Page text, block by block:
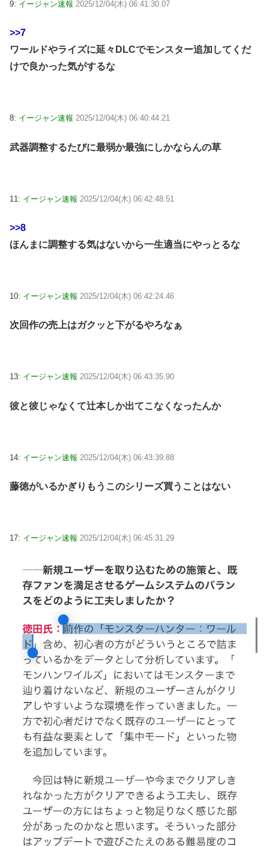
9: イージャン速報 2025/12/04(木) 06:41:30.07
>>7
ワールドやライズに延々DLCでモンスター追加してくだ
けで良かった気がするな
8: イージャン速報 2025/12/04(木) 06:40:44.21
武器調整するたびに最弱か最強にしかならんの草
11: イージャン速報 2025/12/04(木) 06:42:48.51
>>8
ほんまに調整する気はないから一生適当にやっとるな
10: イージャン速報 2025/12/04(木) 06:42:24.46
次回作の売上はガクッと下がるやろなぁ
13: イージャン速報 2025/12/04(木) 06:43:35.90
彼と彼じゃなくて辻本しか出てこなくなったんか
14: イージャン速報 2025/12/04(木) 06:43:39.88
藤徳がいるかぎりもうこのシリーズ買うことはない
17: イージャン速報 2025/12/04(木) 06:45:31.29